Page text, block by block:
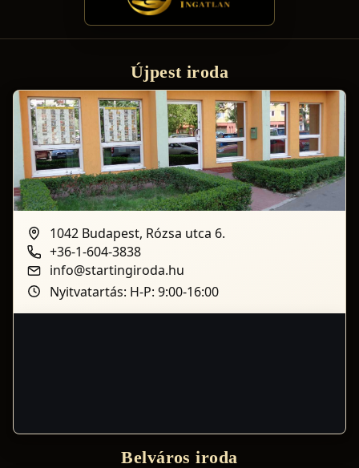
Újpest iroda
1042 Budapest, Rózsa utca 6.
+36-1-604-3838
info@startingiroda.hu
Nyitvatartás: H-P: 9:00-16:00
Belváros iroda